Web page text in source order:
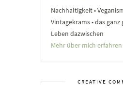
Nachhaltigkeit •
Vintagekrams • das
Leben dazwischen
Mehr über mich erfahren
CREATIVE